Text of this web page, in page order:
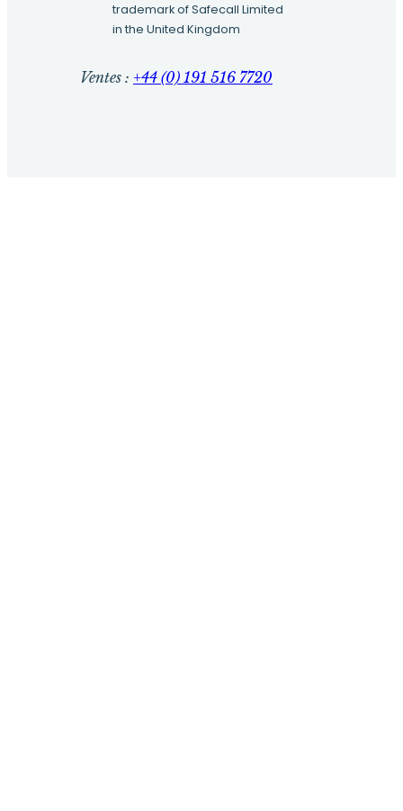
trademark of Safecall Limited
in the United Kingdom
Ventes : +44 (0) 191 516 7720